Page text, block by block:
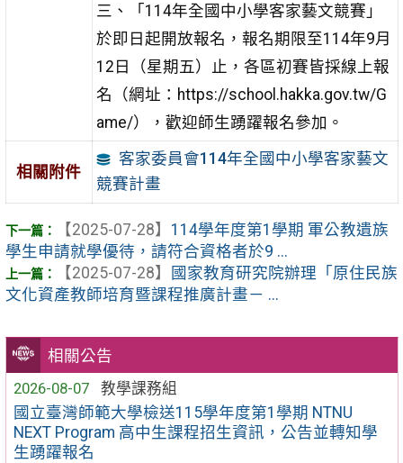
相關公告
2026-08-07
教學課務組
國立臺灣師範大學檢送115學年度第1學期 NTNU
NEXT Program 高中生課程招生資訊，公告並轉知學
生踴躍報名
三、「114年全國中小學客家藝文競賽」
於即日起開放報名，報名期限至114年9月
12日（星期五）止，各區初賽皆採線上報
名（網址：https://school.hakka.gov.tw/G
ame/），歡迎師生踴躍報名參加。
相關附件
客家委員會114年全國中小學客家藝文
競賽計畫
【2025-07-28】 114學年度第1學期 軍公教遺族
學生申請就學優待，請符合資格者於9 ...
【2025-07-28】
國家教育研究院辦理「原住民族
文化資產教師培育暨課程推廣計畫－ ...